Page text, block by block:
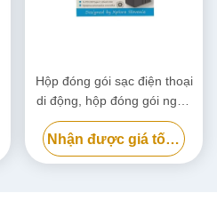
Hộp đóng gói sạc điện thoại
di động, hộp đóng gói ngân
hàng điện phân hủy sinh học
tùy chỉnh
Nhận được giá tốt nhất